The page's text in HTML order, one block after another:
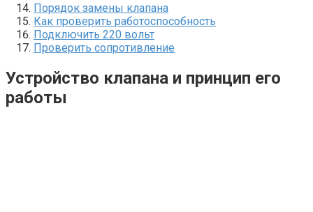
Порядок замены клапана
Как проверить работоспособность
Подключить 220 вольт
Проверить сопротивление
Устройство клапана и принцип его
работы